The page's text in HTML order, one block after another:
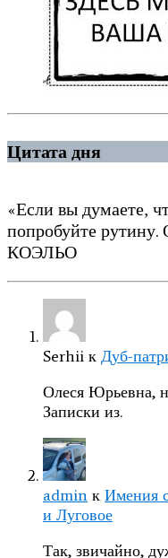
Цитата дня
«Если вы думаете,
попробуйте
КОЭЛЬО
Serhii к Дуб-
Олеся Юрьевна,
Записки из.
admin к Имения
и Луговое
Так, звичайно,